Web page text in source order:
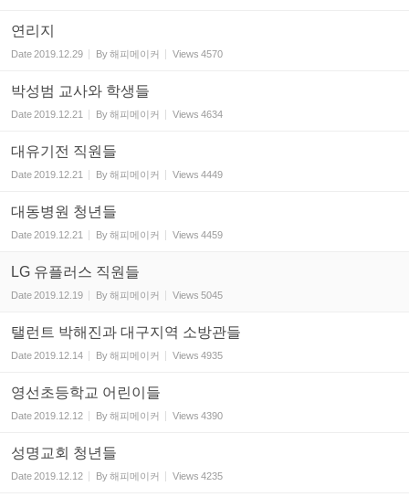
연리지
Date2019.12.29 By해피메이커 Views 4570
박성범 교사와 학생들
Date2019.12.21 By해피메이커 Views 4634
대유기전 직원들
Date2019.12.21 By해피메이커 Views 4449
대동병원 청년들
Date2019.12.21 By해피메이커 Views 4459
LG 유플러스 직원들
Date2019.12.19 By해피메이커 Views 5045
탤런트 박해진과 대구지역 소방관들
Date2019.12.14 By해피메이커 Views 4935
영선초등학교 어린이들
Date2019.12.12 By해피메이커 Views 4390
성명교회 청년들
Date2019.12.12 By해피메이커 Views 4235